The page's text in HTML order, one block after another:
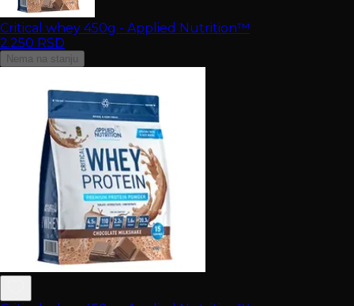
Critical whey 450g - Applied Nutrition™
2.250 RSD
Nema na stanju